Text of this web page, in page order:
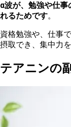
α波が、勉強や仕事
れるためです。
資格勉強や、仕事
摂取でき、集中力
テアニンの